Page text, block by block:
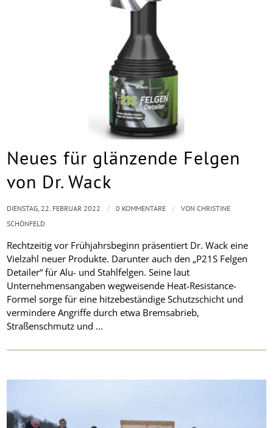
Neues für glänzende Felgen
von Dr. Wack
Rechtzeitig vor Frühjahrsbeginn präsentiert Dr. Wack eine
Vielzahl neuer Produkte. Darunter auch den „P21S Felgen
Detailer“ für Alu- und Stahlfelgen. Seine laut
Unternehmensangaben wegweisende Heat-Resistance-
Formel sorge für eine hitzebeständige Schutzschicht und
vermindere Angriffe durch etwa Bremsabrieb,
Straßenschmutz und …
DIENSTAG, 22. FEBRUAR 2022 / 0 KOMMENTARE / VONCHRISTINE
SCHÖNFELD